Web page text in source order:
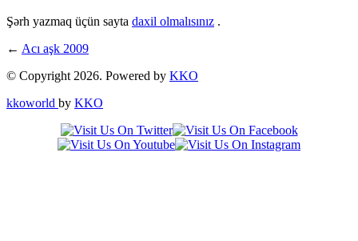
Şərh yazmaq üçün sayta daxil olmalısınız .
← Acı aşk 2009
© Copyright 2026. Powered by KKO
kkoworld by KKO